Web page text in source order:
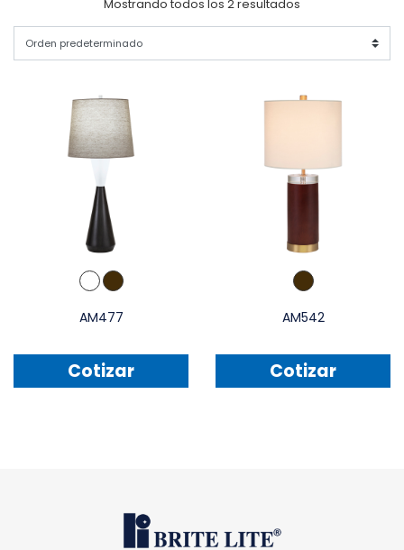
Mostrando todos los 2 resultados
AM477
Cotizar
AM542
Cotizar